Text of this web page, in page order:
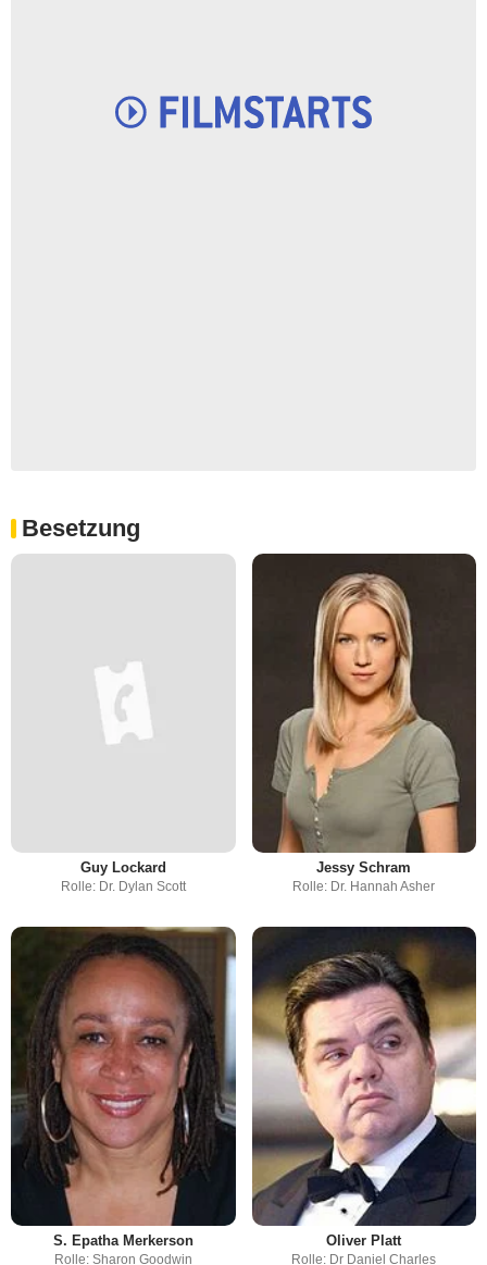
Besetzung
Guy Lockard
Rolle: Dr. Dylan Scott
Jessy Schram
Rolle: Dr. Hannah Asher
S. Epatha Merkerson
Rolle: Sharon Goodwin
Oliver Platt
Rolle: Dr Daniel Charles